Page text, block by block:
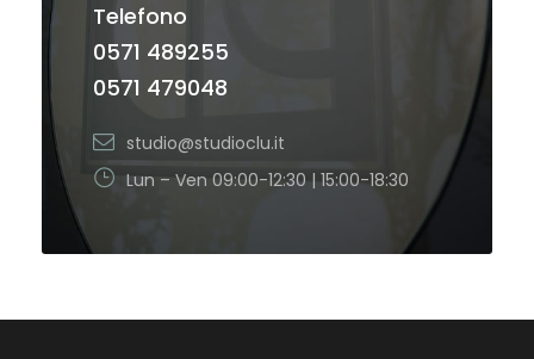
Telefono
0571 489255
0571 479048
studio@studioclu.it
Lun – Ven 09:00-12:30 | 15:00-18:30